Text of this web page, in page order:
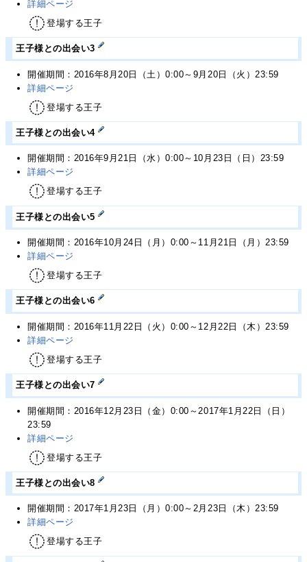
詳細ページ
登場する王子
王子様との出会い3
開催期間：2016年8月20日（土）0:00～9月20日（火）23:59
詳細ページ
登場する王子
王子様との出会い4
開催期間：2016年9月21日（水）0:00～10月23日（日）23:59
詳細ページ
登場する王子
王子様との出会い5
開催期間：2016年10月24日（月）0:00～11月21日（月）23:59
詳細ページ
登場する王子
王子様との出会い6
開催期間：2016年11月22日（火）0:00～12月22日（木）23:59
詳細ページ
登場する王子
王子様との出会い7
開催期間：2016年12月23日（金）0:00～2017年1月22日（日）
23:59
詳細ページ
登場する王子
王子様との出会い8
開催期間：2017年1月23日（月）0:00～2月23日（木）23:59
詳細ページ
登場する王子